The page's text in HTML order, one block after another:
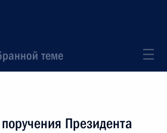
теме
Президента